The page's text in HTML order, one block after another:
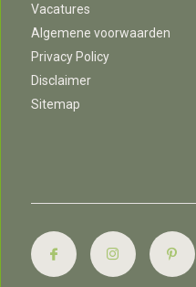
Vacatures
Algemene voorwaarden
Privacy Policy
Disclaimer
Sitemap